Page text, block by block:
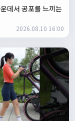
데서 공포를 느끼는
2026.08.10 16:00